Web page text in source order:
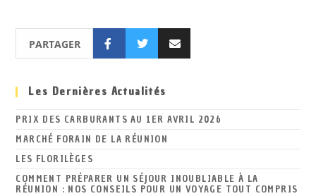
PARTAGER
Les Dernières Actualités
PRIX DES CARBURANTS AU 1ER AVRIL 2026
MARCHÉ FORAIN DE LA RÉUNION
LES FLORILÈGES
COMMENT PRÉPARER UN SÉJOUR INOUBLIABLE À LA
RÉUNION : NOS CONSEILS POUR UN VOYAGE TOUT COMPRIS